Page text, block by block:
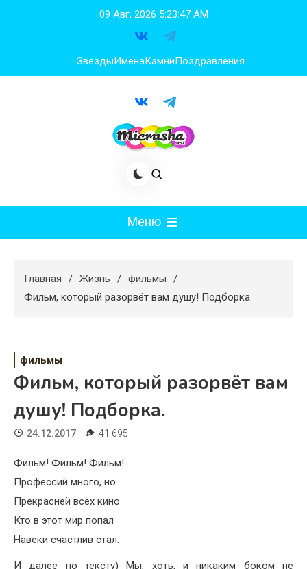
09 Авг, 2026 5:23:49 AM
ЗвездыИменаКамниПоздравления
Меню
Худеем
Свадьба
Жизнь
Хобби
Красота
Недвижимость
Главная Жизнь
фильмы
Фильм, который разорвёт вам душу! Подборка.
фильмы
Фильм, который разорвёт вам
душу! Подборка.
24.12.2017 41 695
Фильм! Фильм! Фильм!
Профессий много, но
Прекрасней всех кино
Кто в этот мир попал
Навеки счастлив стал.
И далее по тексту) Мы, хоть, и никаким боком не